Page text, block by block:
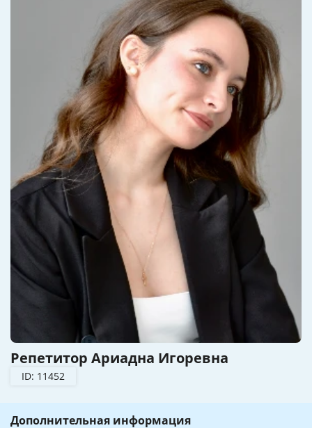
Репетитор Ариадна Игоревна
ID: 11452
Дополнительная информация